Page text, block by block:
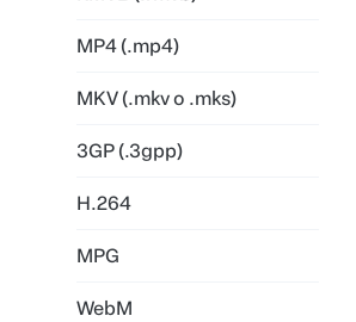
MP4 (.mp4)
MKV (.mkv o .mks)
3GP (.3gpp)
H.264
MPG
WebM